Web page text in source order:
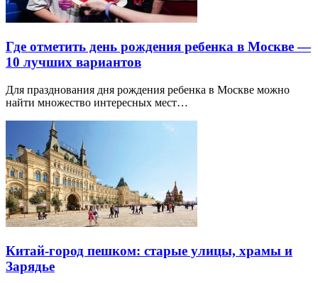
Где отметить день рождения ребенка в Москве —
10 лучших вариантов
Для празднования дня рождения ребенка в Москве можно
найти множество интересных мест…
Китай-город пешком: старые улицы, храмы и
Зарядье